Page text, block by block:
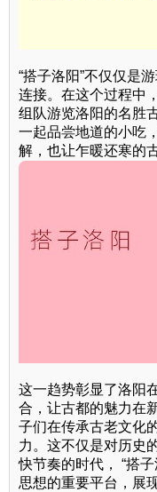
“搭子洛阳”不仅仅是
连接。在这个过程中
组队游览洛阳的名胜
一起品尝地道的小吃
解，也让乍暖还寒的
这一趋势彰显了洛阳
合，让古都的魅力在
子们在传承古老文化
力。这不仅是对历史
快节奏的时代， “搭
思想的重要平台，展